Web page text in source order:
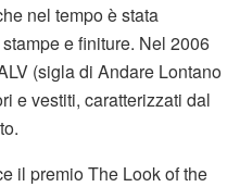
nel tempo è stata
e finiture. Nel 2006
(sigla di Andare Lontano
e vestiti, caratterizzati dal
il premio The Look of the